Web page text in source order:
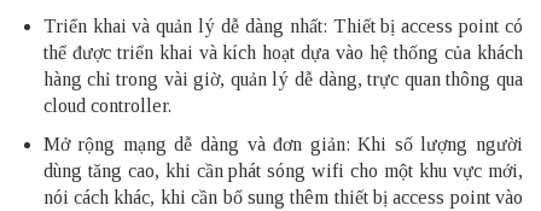
Triển khai và quản lý dễ dàng nhất: Thiết bị access point có
thể được triển khai và kích hoạt dựa vào hệ thống của khách
hàng chỉ trong vài giờ, quản lý dễ dàng, trực quan thông qua
cloud controller.
Mở rộng mạng dễ dàng và đơn giản: Khi số lượng người
dùng tăng cao, khi cần phátsóng wifi cho một khu vực mới,
nói cách khác, khi cần bổ sung thêm thiết bị access point vào